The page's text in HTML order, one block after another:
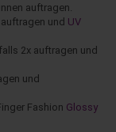
auftragen.
auftragen und UV
2x auftragen und
und
Fashion Glossy